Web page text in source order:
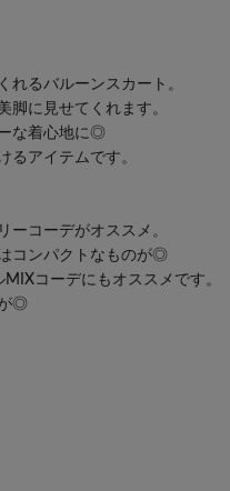
れるバルーンスカート。
脚に見せてくれます。
な着心地に◎
るアイテムです。
ーコーデがオススメ。
コンパクトなものが◎
コーデにもオススメです。
が◎